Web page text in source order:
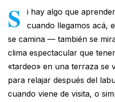
S
i hay algo que
cuando llegamos acá,
se camina — también se
clima espectacular que
«tardeo» en una terraza se
para relajar después del
cuando viene de visita, o